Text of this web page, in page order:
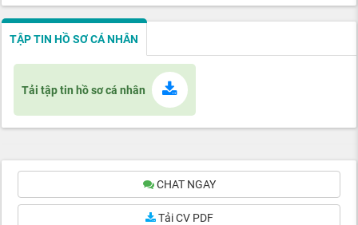
TẬP TIN HỒ SƠ CÁ NHÂN
Tải tập tin hồ sơ cá nhân
CHAT NGAY
Tải CV PDF